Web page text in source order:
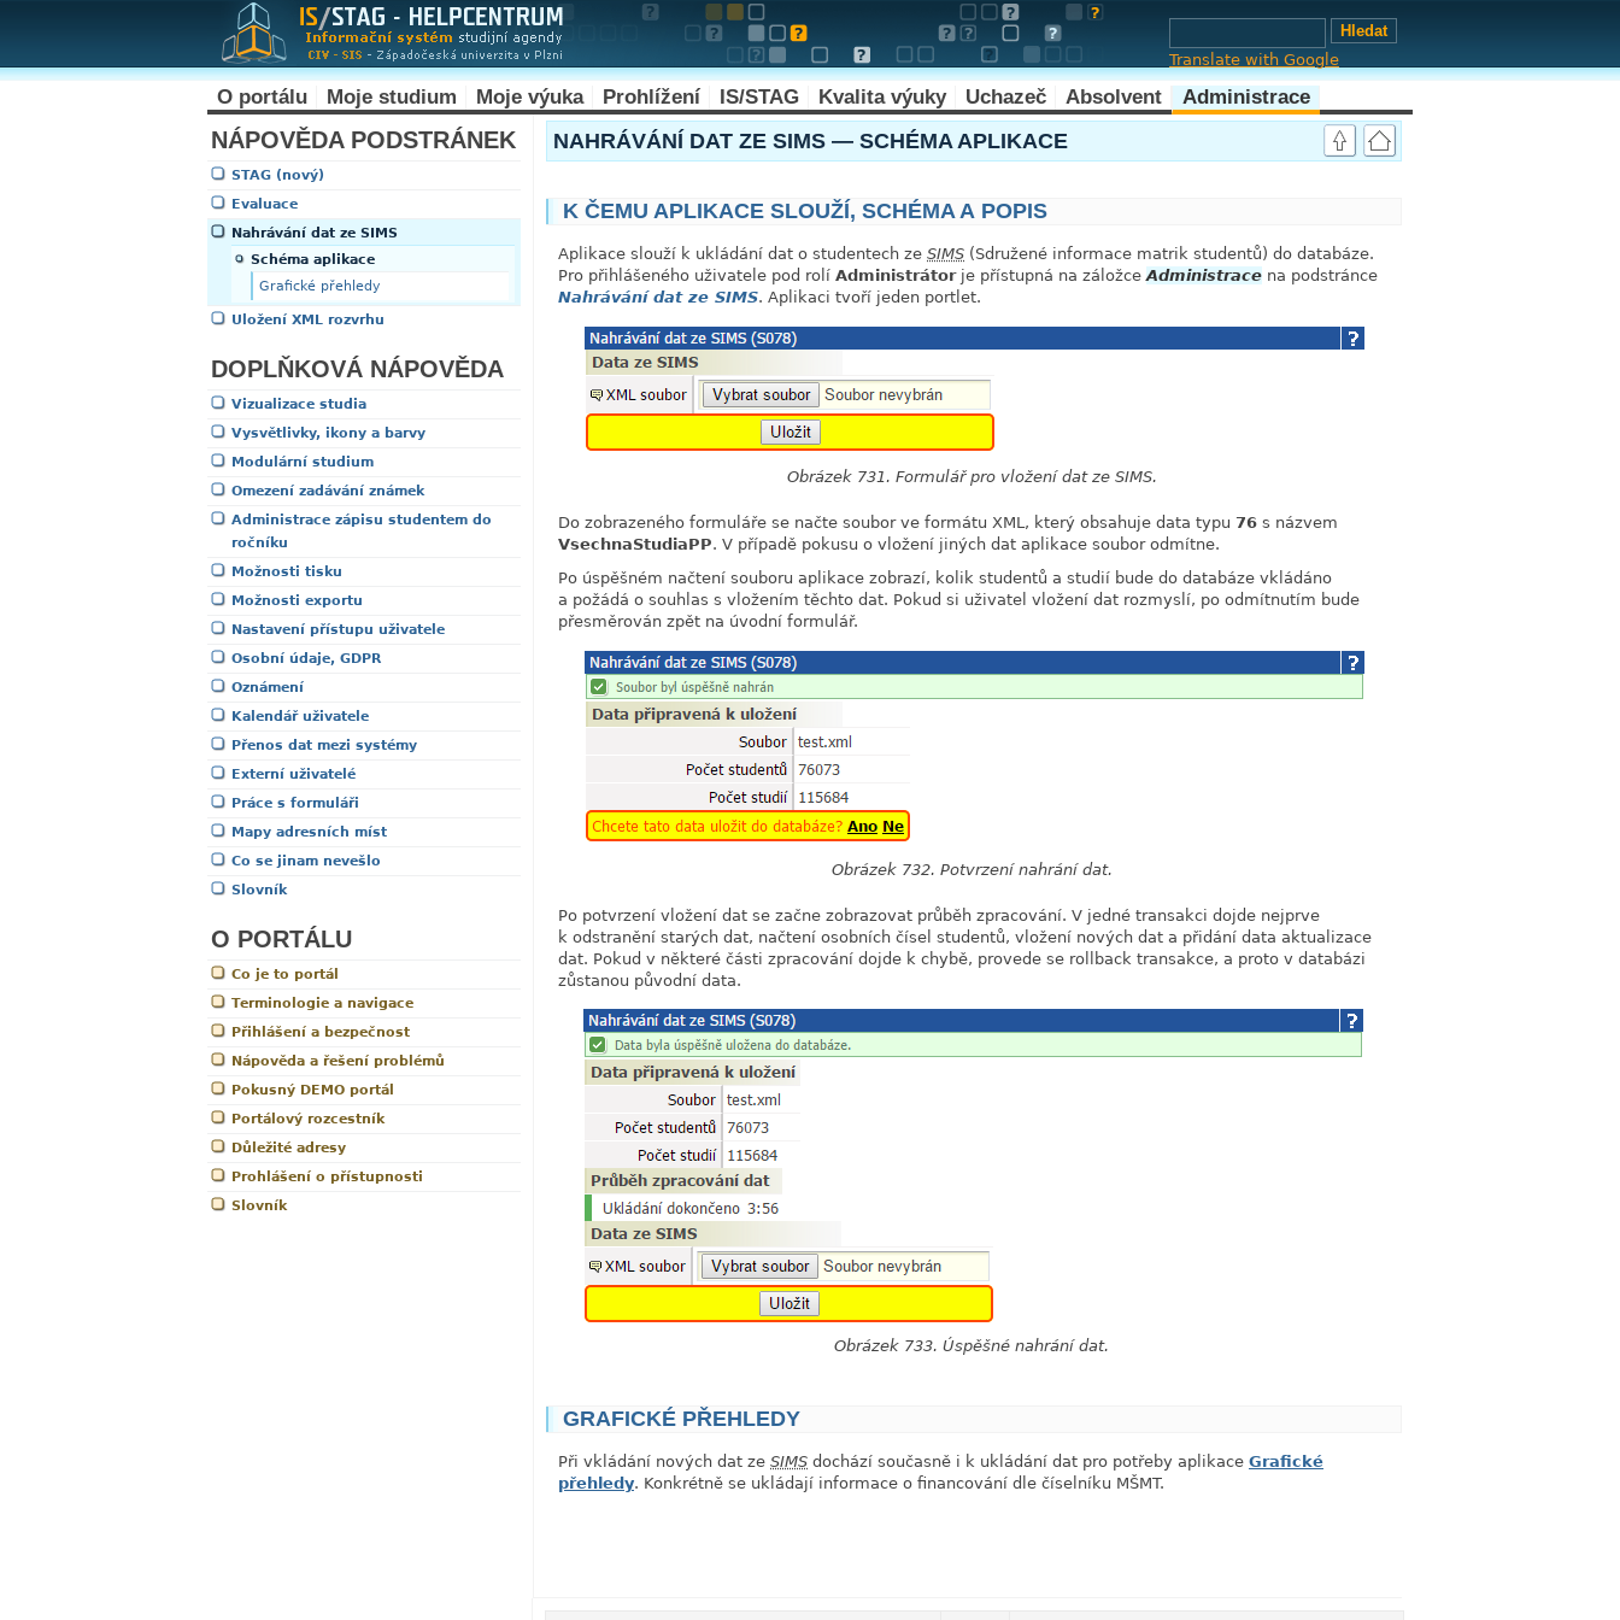
Translate with Google
O portálu Moje studium Moje výuka Prohlížení IS/STAG Kvalita výuky Uchazeč Absolvent Administrace
NÁPOVĚDA PODSTRÁNEK
STAG (nový)
Evaluace
Nahrávání dat ze SIMS
Schéma aplikace
Grafické přehledy
Uložení XML rozvrhu
DOPLŇKOVÁ NÁPOVĚDA
Vizualizace studia
Vysvětlivky, ikony a barvy
Modulární studium
Omezení zadávání známek
Administrace zápisu studentem do
ročníku
Možnosti tisku
Možnosti exportu
Nastavení přístupu uživatele
Osobní údaje, GDPR
Oznámení
Kalendář uživatele
Přenos dat mezi systémy
Externí uživatelé
Práce s formuláři
Mapy adresních míst
Co se jinam nevešlo
Slovník
O PORTÁLU
Co je to portál
Terminologie a navigace
Přihlášení a bezpečnost
Nápověda a řešení problémů
Pokusný DEMO portál
Portálový rozcestník
Důležité adresy
Prohlášení o přístupnosti
Slovník
link
NAHRÁVÁNÍ DAT ZE SIMS — SCHÉMA APLIKACE
K ČEMU APLIKACE SLOUŽÍ, SCHÉMA A POPIS
Aplikace slouží k ukládání dat o studentech ze SIMS (Sdružené informace matrik studentů) do databáze.
Pro přihlášeného uživatele pod rolí Administrátorje přístupná na záložceAdministrace na podstránce
Nahrávání dat ze SIMS. Aplikaci tvoří jeden portlet.
Obrázek 731. Formulář pro vložení dat ze SIMS.
Do zobrazeného formuláře se načte soubor ve formátu XML, který obsahuje data typu 76 s názvem
VsechnaStudiaPP. V případě pokusu o vložení jiných dat aplikace soubor odmítne.
Po úspěšném načtení souboru aplikace zobrazí, kolik studentů a studií bude do databáze vkládáno
a požádá o souhlas s vložením těchto dat. Pokud si uživatel vložení dat rozmyslí, po odmítnutím bude
přesměrován zpět na úvodní formulář.
Obrázek 732. Potvrzení nahrání dat.
Po potvrzení vložení dat se začne zobrazovat průběh zpracování. V jedné transakci dojde nejprve
k odstranění starých dat, načtení osobních čísel studentů, vložení nových dat a přidání data aktualizace
dat. Pokud v některé části zpracování dojde k chybě, provede se rollback transakce, a proto v databázi
zůstanou původní data.
Obrázek 733. Úspěšné nahrání dat.
GRAFICKÉ PŘEHLEDY
Při vkládání nových dat ze SIMS dochází současně i k ukládání dat pro potřeby aplikace Grafické
přehledy. Konkrétně se ukládají informace o financování dle číselníku MŠMT.